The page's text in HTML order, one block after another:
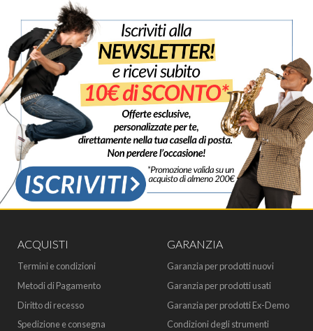
ACQUISTI
Termini e condizioni
Metodi di Pagamento
Diritto di recesso
Spedizione e consegna
GARANZIA
Garanzia per prodotti nuovi
Garanzia per prodotti usati
Garanzia per prodotti Ex-Demo
Condizioni degli strumenti